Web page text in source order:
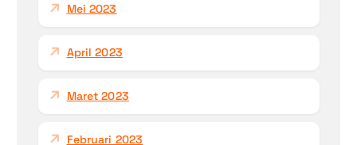
Mei 2023
April 2023
Maret 2023
Februari 2023